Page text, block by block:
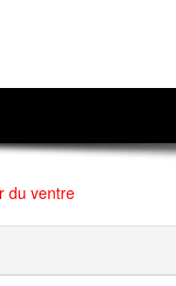
du ventre